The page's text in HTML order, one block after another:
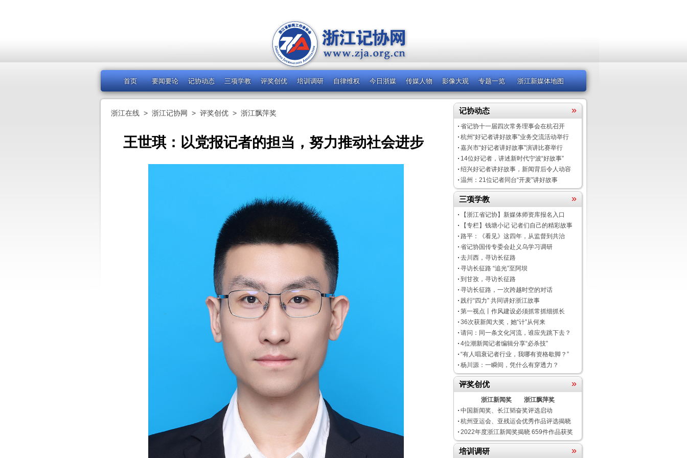
首页 要闻要论 记协动态 三项学教 评奖创优 培训调研 自律维权 今日浙媒 传媒人物 影像大观 专题一览 浙江新媒体地图
浙江在线 > 浙江记协网 > 评奖创优 > 浙江飘萍奖
王世琪：以党报记者的担当，努力推动社会进步
记协动态 »
省记协十一届四次常务理事会在杭召开
杭州“好记者讲好故事”业务交流活动举行
嘉兴市“好记者讲好故事”演讲比赛举行
14位好记者，讲述新时代宁波“好故事”
绍兴好记者讲好故事，新闻背后令人动容
温州：21位记者同台“开麦”讲好故事
三项学教 »
【浙江省记协】新媒体师资库报名入口
【专栏】钱塘小记 记者们自己的精彩故事
路平：《看见》这四年，从监督到共治
省记协国传专委会赴义乌学习调研
去川西，寻访长征路
寻访长征路 “追光”至阿坝
到甘孜，寻访长征路
寻访长征路，一次跨越时空的对话
践行“四力” 共同讲好浙江故事
第一视点丨作风建设必须抓常抓细抓长
36次获新闻大奖，她“计”从何来
请问：同一条文化河流，谁应先跳下去？
4位潮新闻记者编辑分享“必杀技”
“有人唱衰记者行业，我哪有资格歇脚？”
杨川源：一瞬间，凭什么有穿透力？
评奖创优 »
浙江新闻奖
浙江飘萍奖
中国新闻奖、长江韬奋奖评选启动
杭州亚运会、亚残运会优秀作品评选揭晓
2022年度浙江新闻奖揭晓 659件作品获奖
培训调研 »